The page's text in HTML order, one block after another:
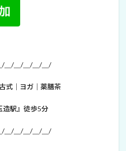
/＿/＿/＿/＿/＿/
式｜ヨガ｜薬膳茶
造駅』徒歩5分
/＿/＿/＿/＿/＿/